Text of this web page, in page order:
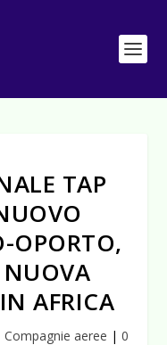
TAP
OPORTO,
NUOVA
AFRICA
Compagnie aeree | 0